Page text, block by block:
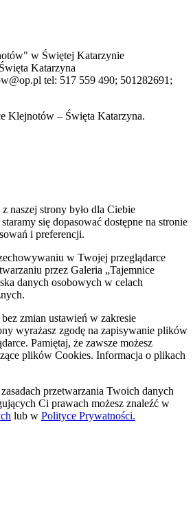
w Świętej Katarzynie
Katarzyna
tel: 517 559 490; 501282691;
Klejnotów – Święta Katarzyna.
naszej strony było dla Ciebie
się dopasować dostępne na stronie
i preferencji.
w Twojej przeglądarce
przez Galeria „Tajemnice
danych osobowych w celach
zmian ustawień w zakresie
wyrażasz zgodę na zapisywanie plików
Pamiętaj, że zawsze możesz
plików Cookies. Informacja o plikach
przetwarzania Twoich danych
Ci prawach możesz znaleźć w
lub w Polityce Prywatności.